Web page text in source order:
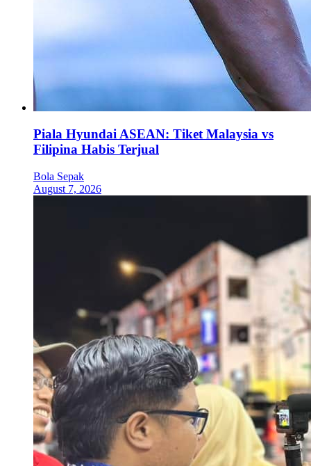
Piala Hyundai ASEAN: Tiket Malaysia vs
Filipina Habis Terjual
Bola Sepak
August 7, 2026